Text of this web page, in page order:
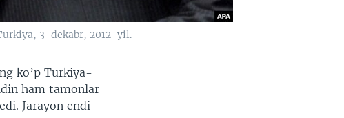
3-dekabr, 2012-yil.
ko’p Turkiya-
ham tamonlar
Jarayon endi